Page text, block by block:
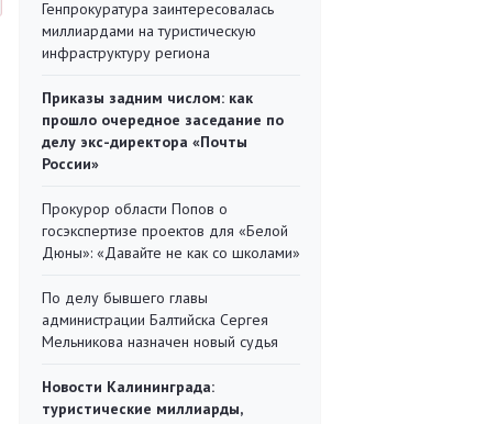
Генпрокуратура заинтересовалась
миллиардами на туристическую
инфраструктуру региона
Приказы задним числом: как
прошло очередное заседание по
делу экс-директора «Почты
России»
Прокурор области Попов о
госэкспертизе проектов для «Белой
Дюны»: «Давайте не как со школами»
По делу бывшего главы
администрации Балтийска Сергея
Мельникова назначен новый судья
Новости Калининграда:
туристические миллиарды,